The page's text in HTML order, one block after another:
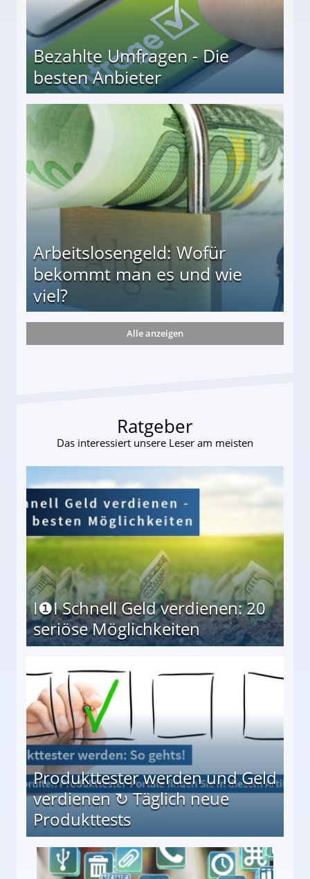
Bezahlte Umfragen - Die
besten Anbieter
Arbeitslosengeld: Wofür
bekommt man es und wie
viel?
und wie viel?
Alle anzeigen
Ratgeber
Das interessiert unsere Leser am meisten
I❶I Schnell Geld verdienen: 20
seriöse Möglichkeiten
Produkttester werden und Geld
verdienen ↻ Täglich neue
Produkttests
↻ Täglich neue Produkttests